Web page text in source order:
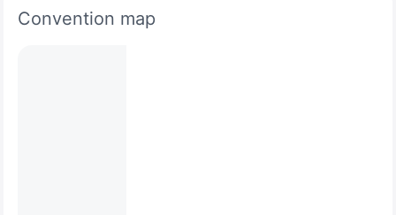
Convention map